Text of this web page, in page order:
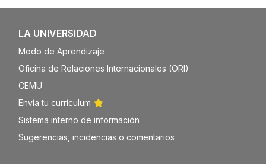
LA UNIVERSIDAD
Modo de Aprendizaje
Oficina de Relaciones Internacionales (ORI)
CEMU
Envía tu currículum
Sistema interno de información
Sugerencias, incidencias o comentarios